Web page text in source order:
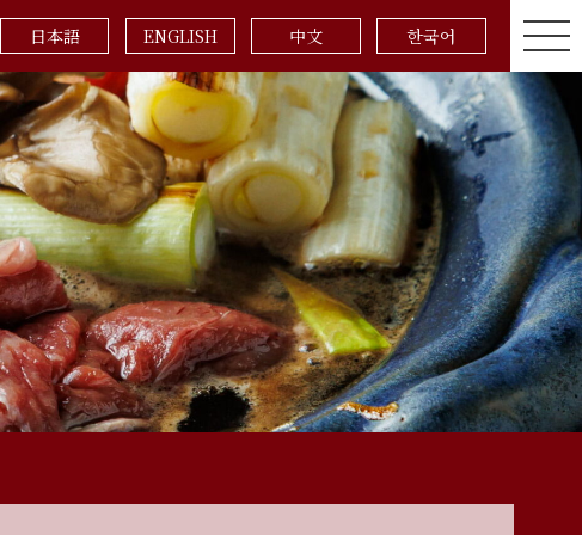
日本語 ENGLISH 中文 한국어